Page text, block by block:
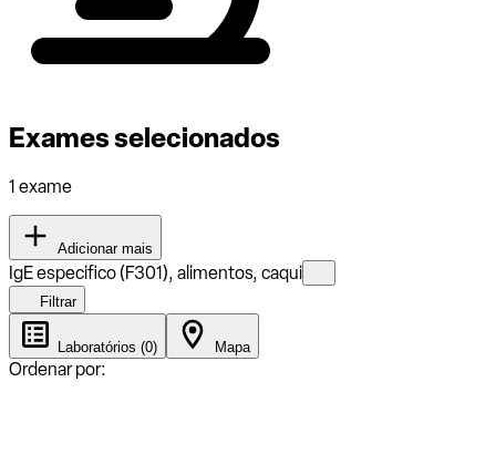
Exames selecionados
1 exame
Adicionar mais
IgE especifico (F301), alimentos, caqui
Filtrar
Laboratórios (0) Mapa
Ordenar por: